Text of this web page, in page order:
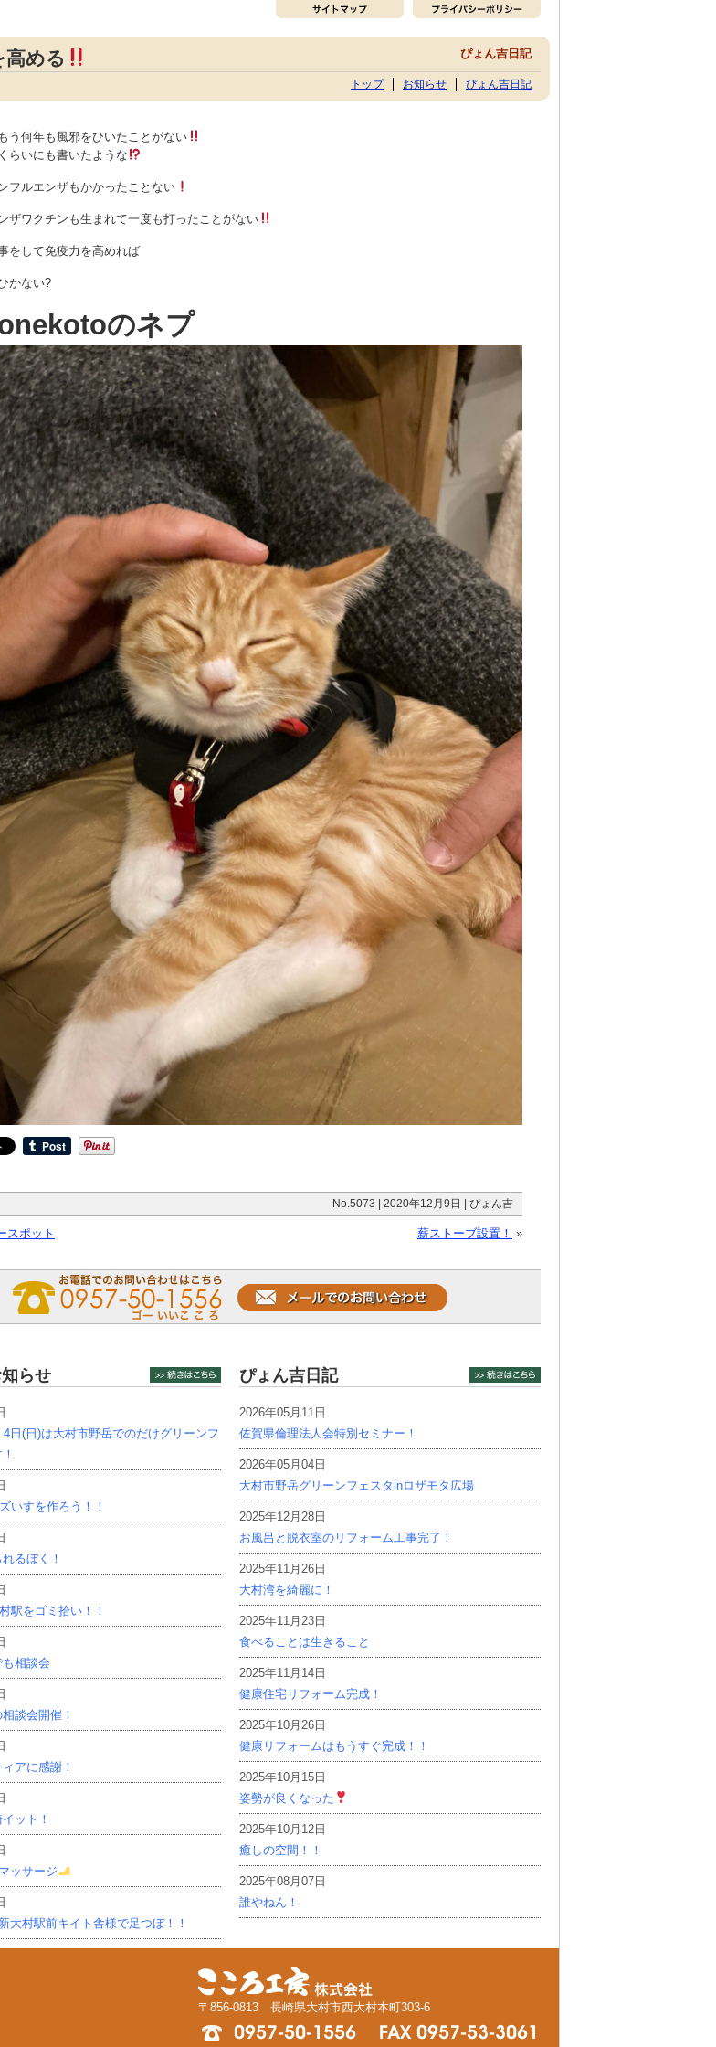
高める ぴょん吉日記
トップ お知らせ ぴょん吉日記
う何年も風邪をひいたことがない
らいにも書いたような
フルエンザもかかったことない
ザワクチンも生まれて一度も打ったことがない
をして免疫力を高めれば
かない?
のネプ
No.5073 | 2020年12月9日 | ぴょん吉
スポット 薪ストーブ設置！ »
らせ
日(日)は大村市野岳でのだけグリーンフ
いすを作ろう！！
るぼく！
駅をゴミ拾い！！
相談会
談会開催！
アに感謝！
ット！
ッサージ
大村駅前キイト舎様で足つぼ！！
ぴょん吉日記
2026年05月11日
佐賀県倫理法人会特別セミナー！
2026年05月04日
大村市野岳グリーンフェスタinロザモタ広場
2025年12月28日
お風呂と脱衣室のリフォーム工事完了！
2025年11月26日
大村湾を綺麗に！
2025年11月23日
食べることは生きること
2025年11月14日
健康住宅リフォーム完成！
2025年10月26日
健康リフォームはもうすぐ完成！！
2025年10月15日
姿勢が良くなった
2025年10月12日
癒しの空間！！
2025年08月07日
誰やねん！
〒856-0813 長崎県大村市西大村本町303-6